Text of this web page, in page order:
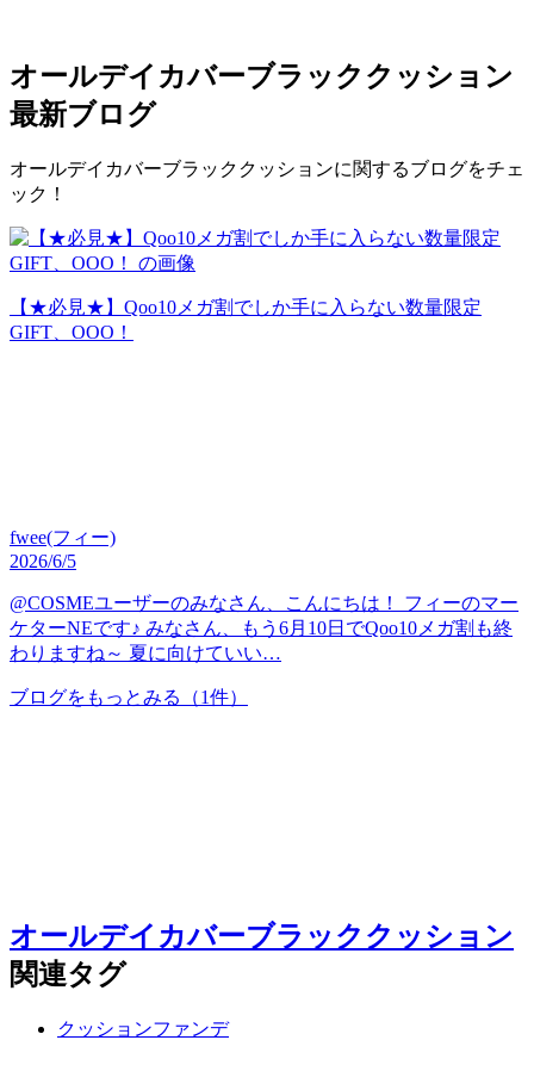
オールデイカバーブラッククッション
最新ブログ
オールデイカバーブラッククッションに関するブログをチェ
ック！
【★必見★】Qoo10メガ割でしか手に入らない数量限定
GIFT、OOO！
fwee(フィー)
2026/6/5
@COSMEユーザーのみなさん、こんにちは！ フィーのマー
ケターNEです♪ みなさん、もう6月10日でQoo10メガ割も終
わりますね～ 夏に向けていい…
ブログをもっとみる （1件）
オールデイカバーブラッククッション
関連タグ
クッションファンデ